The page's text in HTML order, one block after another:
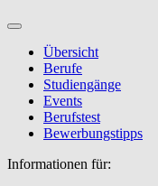
Übersicht
Berufe
Studiengänge
Events
Berufstest
Bewerbungstipps
Informationen für: